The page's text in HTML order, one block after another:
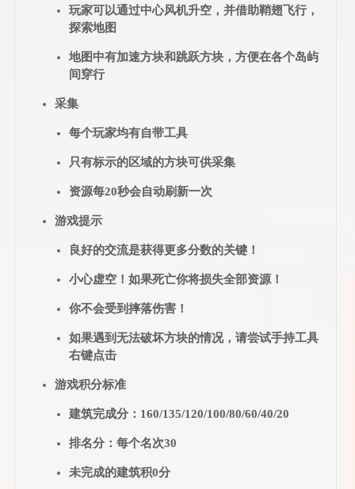
玩家可以通过中心风机升空，并借助鞘翅飞行，
探索地图
地图中有加速方块和跳跃方块，方便在各个岛屿
间穿行
采集
每个玩家均有自带工具
只有标示的区域的方块可供采集
资源每20秒会自动刷新一次
游戏提示
良好的交流是获得更多分数的关键！
小心虚空！如果死亡你将损失全部资源！
你不会受到摔落伤害！
如果遇到无法破坏方块的情况，请尝试手持工具
右键点击
游戏积分标准
建筑完成分：160/135/120/100/80/60/40/20
排名分：每个名次30
未完成的建筑积0分